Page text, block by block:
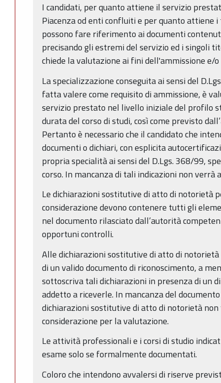
I candidati, per quanto attiene il servizio
Piacenza od enti confluiti e per quanto attiene
possono fare riferimento ai documenti
precisando gli estremi del servizio ed i singoli
chiede la valutazione ai fini dell'ammissione e/
La specializzazione conseguita ai sensi del
fatta valere come requisito di ammissione, è
servizio prestato nel livello iniziale del profilo
durata del corso di studi, così come previsto
Pertanto è necessario che il candidato che
documenti o dichiari, con esplicita
propria specialità ai sensi del D.Lgs. 368/99,
corso. In mancanza di tali indicazioni non
Le dichiarazioni sostitutive di atto di notorietà
considerazione devono contenere tutti gli
nel documento rilasciato dall’autorità
opportuni controlli.
Alle dichiarazioni sostitutive di atto di
di un valido documento di riconoscimento, a
sottoscriva tali dichiarazioni in presenza di un
addetto a riceverle. In mancanza del
dichiarazioni sostitutive di atto di notorietà
considerazione per la valutazione.
Le attività professionali e i corsi di studio
esame solo se formalmente documentati.
Coloro che intendono avvalersi di riserve